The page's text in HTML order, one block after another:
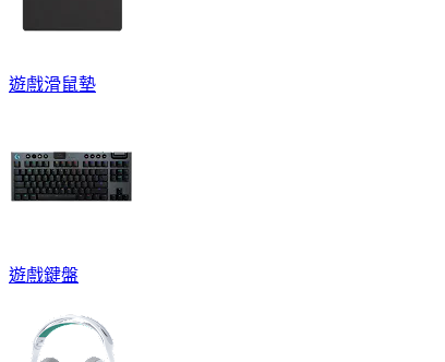
遊戲滑鼠墊
遊戲鍵盤